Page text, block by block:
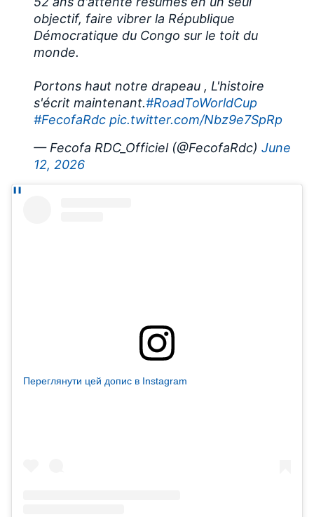
objectif, faire vibrer la République
Démocratique du Congo sur le toit du
monde.
Portons haut notre drapeau , L'histoire
s'écrit maintenant.#RoadToWorldCup
#FecofaRdc pic.twitter.com/Nbz9e7SpRp
— Fecofa RDC_Officiel (@FecofaRdc) June
12, 2026
Переглянути цей допис в Instagram